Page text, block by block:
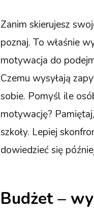
Zanim skierujesz
poznaj. To właśnie
motywacja do
Czemu wysyłają
sobie. Pomyśl ile
motywację?
szkoły. Lepiej
dowiedzieć się
Budżet –